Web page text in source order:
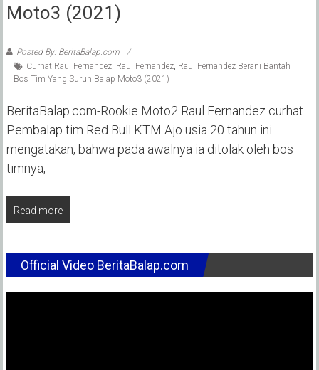
Moto3 (2021)
Posted By: BeritaBalap.com
Curhat Raul Fernandez, Raul Fernandez, Raul Fernandez Berani Bantah
Bos Tim Yang Suruh Balap Moto3 (2021)
BeritaBalap.com-Rookie Moto2 Raul Fernandez curhat.
Pembalap tim Red Bull KTM Ajo usia 20 tahun ini
mengatakan, bahwa pada awalnya ia ditolak oleh bos
timnya,
Read more
Official Video BeritaBalap.com